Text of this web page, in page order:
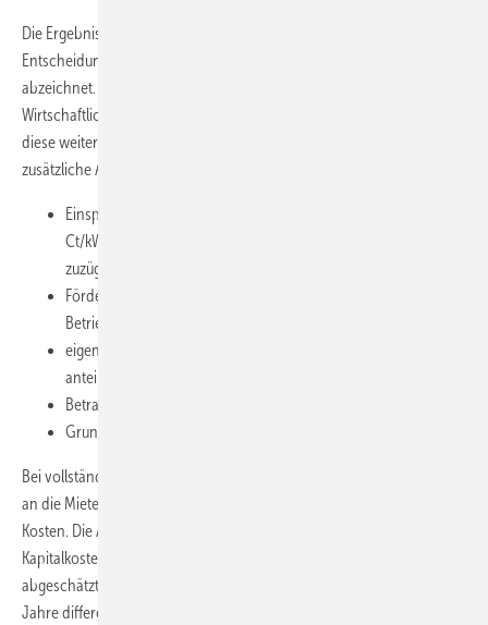
Die Ergebnisse der Wirtschaftlichkeitsanalyse zeigen, dass sich eine
Entscheidung zwischen den Varianten „Nah- und Fernwärme“
abzeichnet. Es wurde deshalb eine vertiefte Feinanalyse der
Wirtschaftlichkeit aus Betreiber- und Mietersicht durchgeführt. Für
diese weiterführende Wirtschaftlichkeitsbetrachtung wurden folgende
zusätzliche Annahmen getroffen:
Einspeisevergütung für selbsterzeugten Strom: (3,26 + 1,00)
Ct/kWh (gehandelter Strompreis laut Leipziger Strombörse
zuzüglich vermiedenem Netznutzungsentgelt)
Förderung der erzeugten Strommenge in den ersten zehn
Betriebsjahren (KWK-Zuschlag): 5,41 Ct/kWh
eigengenutzter Strom reduziert den Bedarf an Haushaltsstrom
anteilig
Betrachtungszeitraum: 20 a
Grundpreis Fernwärme: 40,93 Euro/(kW a)
Bei vollständiger Eigennutzung des selbsterzeugten Stroms (Verkaufs
an die Mieter) ergeben sich für die Mieter die in
Kosten. Die Auswertung zeigt, dass die jährlich zu veranschlagenden
Kapitalkosten sehr dicht beieinander liegen. Werden die
abgeschätzten jährlichen Energiekosten im Mittel der kommenden 20
Jahre differenzierter analysiert, zeigt sich, dass mit sinkendem Verkauf